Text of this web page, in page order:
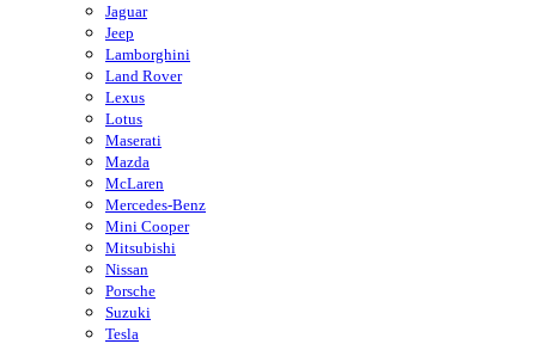
Jaguar
Jeep
Lamborghini
Land Rover
Lexus
Lotus
Maserati
Mazda
McLaren
Mercedes-Benz
Mini Cooper
Mitsubishi
Nissan
Porsche
Suzuki
Tesla